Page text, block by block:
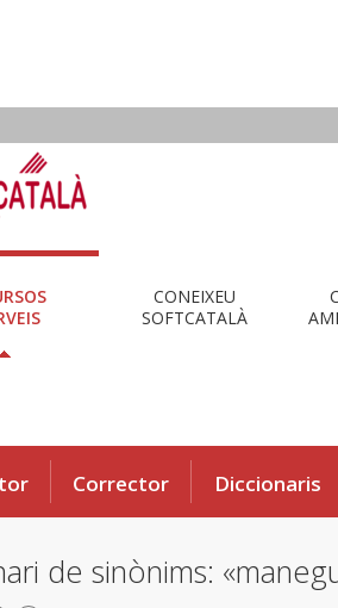
CONEIXEU
SOFTCATALÀ
Corrector Diccionaris
de sinònims: